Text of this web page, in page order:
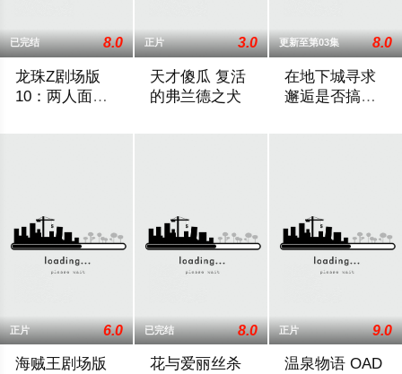
已完结 8.0
龙珠Z剧场版
10：两人面临
以成眠
正片 3.0
天才傻瓜 复活
的弗兰德之犬
更新至第03集 8.0
在地下城寻求
邂逅是否搞错
Part2
正片 6.0
海贼王剧场版
已完结 8.0
花与爱丽丝杀
正片 9.0
温泉物语 OAD